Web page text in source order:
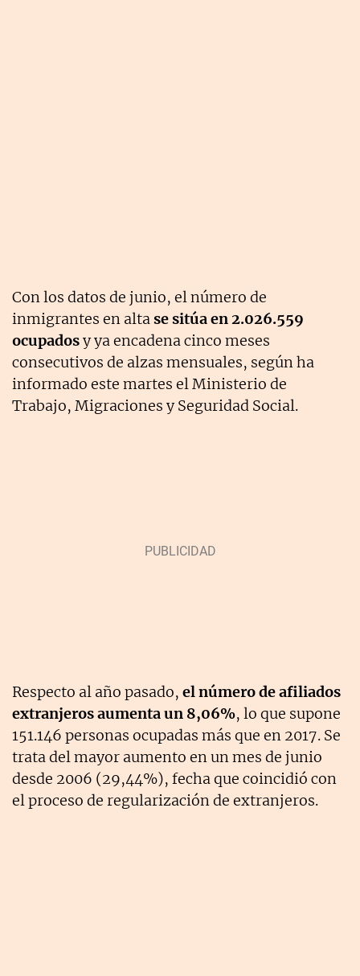
Con los datos de junio, el número de
inmigrantes en altase sitúa en 2.026.559
ocupadosy ya encadena cinco meses
consecutivos de alzas mensuales, según ha
informado este martes el Ministerio de
Trabajo, Migraciones y Seguridad Social.
Respecto al año pasado, el número de afiliados
extranjeros aumenta un 8,06%, lo que supone
151.146 personas ocupadas más que en 2017. Se
trata del mayor aumento en un mes de junio
desde 2006 (29,44%), fecha que coincidió con
el proceso de regularización de extranjeros.